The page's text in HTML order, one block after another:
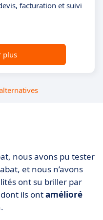
facturation et suivi
plus
nous avons pu tester
et nous n’avons
ont su briller par
ils ontamélioré